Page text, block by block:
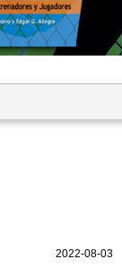
2022-08-03